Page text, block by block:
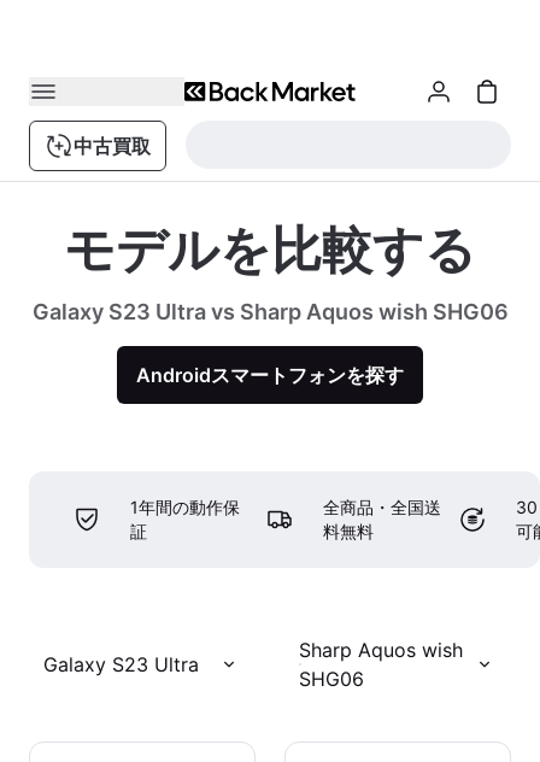
中古買取
モデルを比較する
Galaxy S23 Ultra vs Sharp Aquos wish SHG06
Androidスマートフォンを探す
1年間の動作保
証
全商品・全国送
料無料
30
可
Galaxy S23 Ultra
Sharp Aquos wish
SHG06